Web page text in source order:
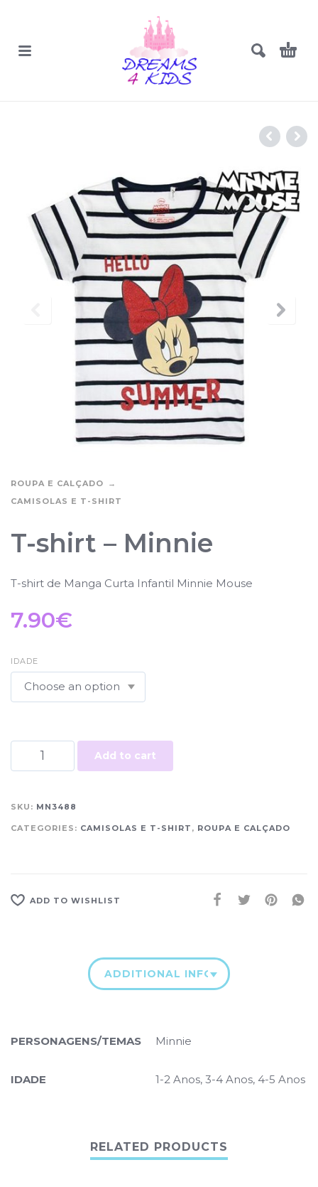
ROUPA E CALÇADO
CAMISOLAS E T-SHIRT
T-shirt – Minnie
T-shirt de Manga Curta Infantil Minnie Mouse
7.90€
IDADE
Add to cart
SKU: MN3488
CATEGORIES: CAMISOLAS E T-SHIRT , ROUPA E CALÇADO
ADD TO WISHLIST
ADDITIONAL INFORMATION
PERSONAGENS/TEMAS Minnie
IDADE 1-2 Anos, 3-4 Anos, 4-5 Anos
RELATED PRODUCTS